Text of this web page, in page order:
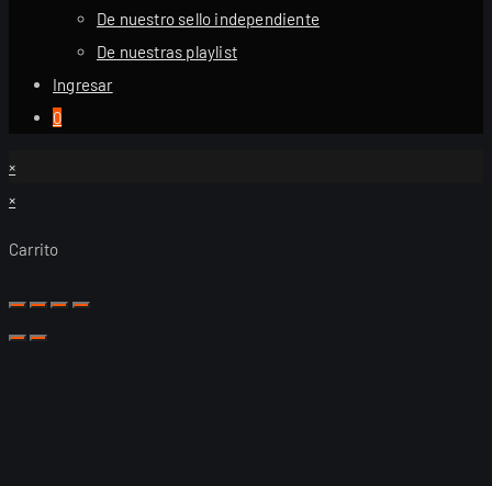
De nuestro sello independiente
De nuestras playlist
Ingresar
0
×
×
Carrito